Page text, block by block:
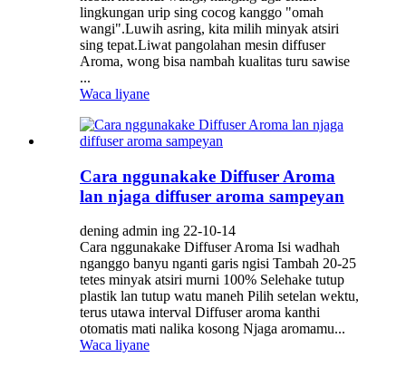
lingkungan urip sing cocog kanggo "omah
wangi".Luwih asring, kita milih minyak atsiri
sing tepat.Liwat pangolahan mesin diffuser
Aroma, wong bisa nambah kualitas turu sawise
...
Waca liyane
Cara nggunakake Diffuser Aroma
lan njaga diffuser aroma sampeyan
dening admin ing 22-10-14
Cara nggunakake Diffuser Aroma Isi wadhah
nganggo banyu nganti garis ngisi Tambah 20-25
tetes minyak atsiri murni 100% Selehake tutup
plastik lan tutup watu maneh Pilih setelan wektu,
terus utawa interval Diffuser aroma kanthi
otomatis mati nalika kosong Njaga aromamu...
Waca liyane